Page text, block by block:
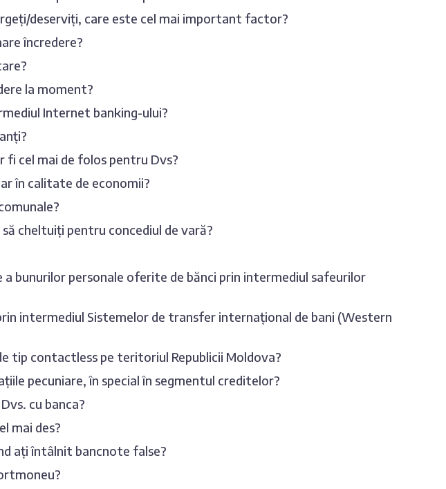
deserviți, care este cel mai important factor?
încredere?
la moment?
Internet banking-ului?
fi cel mai de folos pentru Dvs?
în calitate de economii?
cheltuiți pentru concediul de vară?
a bunurilor personale oferite de bănci prin intermediul safeurilor
intermediul Sistemelor de transfer internațional de bani (Western
tip contactless pe teritoriul Republicii Moldova?
pecuniare, în special în segmentul creditelor?
cu banca?
mai des?
ați întâlnit bancnote false?